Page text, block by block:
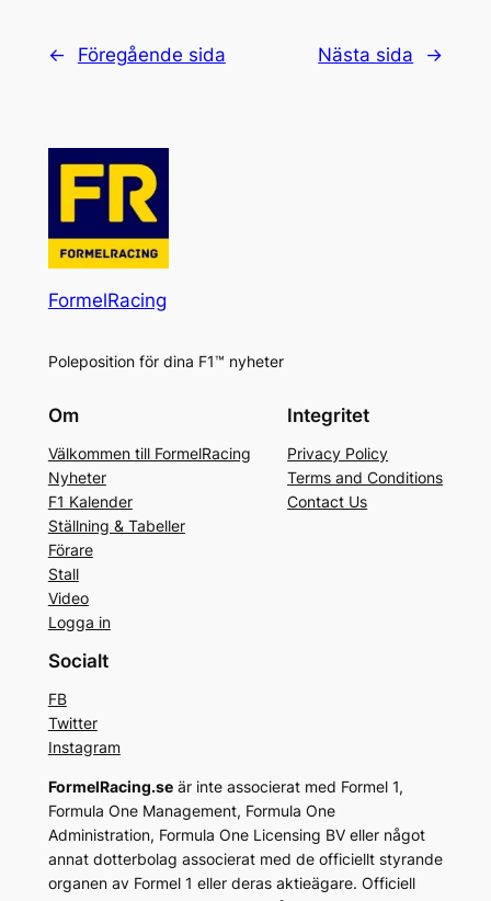
← Föregående sida Nästa sida →
FormelRacing
Poleposition för dina F1™ nyheter
Om
Välkommen till FormelRacing
Nyheter
F1 Kalender
Ställning & Tabeller
Förare
Stall
Video
Logga in
Integritet
Privacy Policy
Terms and Conditions
Contact Us
Socialt
FB
Twitter
Instagram
FormelRacing.seär inte associerat med Formel 1,
Formula One Management, Formula One
Administration, Formula One Licensing BV eller något
annat dotterbolag associerat med de officiellt styrande
organen av Formel 1 eller deras aktieägare. Officiell